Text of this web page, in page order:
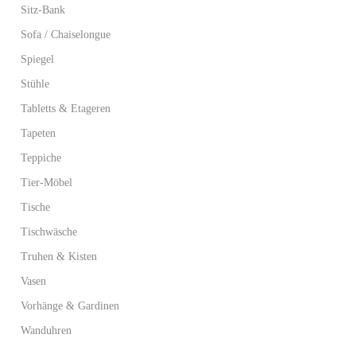
Sitz-Bank
Sofa / Chaiselongue
Spiegel
Stühle
Tabletts & Etageren
Tapeten
Teppiche
Tier-Möbel
Tische
Tischwäsche
Truhen & Kisten
Vasen
Vorhänge & Gardinen
Wanduhren